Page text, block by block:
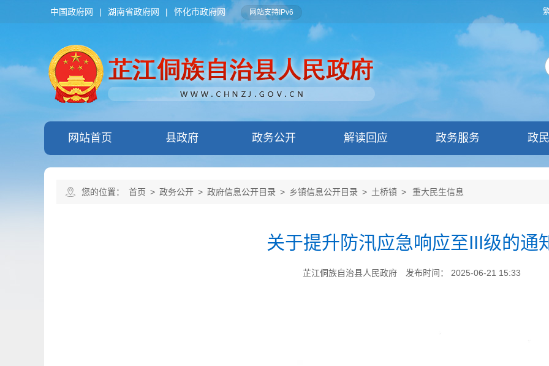
中国政府网 | 湖南省政府网 | 怀化市政府网 网站支持IPv6
网站首页 县政府 政务公开 解读回应 政务服务 政
您的位置： 首页 > 政务公开 > 政府信息公开目录 > 乡镇信息公开目录 > 土桥镇 > 重大民生信息
关于提升防汛应急响应至III级的通
芷江侗族自治县人民政府 发布时间： 2025-06-21 15:33